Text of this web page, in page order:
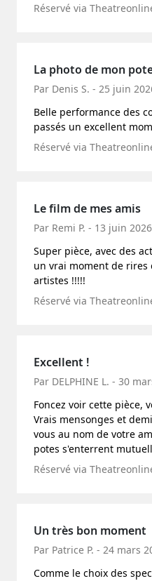
Réservé via
La photo de mon
Par Denis S. - 25 juin
Belle performance des
passés un excellent
Réservé via
Le film de mes amis
Par Remi P. - 13 juin
Super pièce, avec des
un vrai moment de rires
artistes !!!!!
Réservé via
Excellent !
Par DELPHINE L. - 30
Foncez voir cette pièce,
Vrais mensonges et
vous au nom de votre
potes s'enterrent
Réservé via
Un très bon moment
Par Patrice P. - 24 mars
Comme le choix des